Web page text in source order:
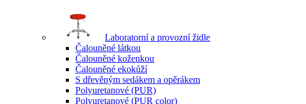
Laboratorní a provozní židle
Čalouněné látkou
Čalouněné koženkou
Čalouněné ekokůží
S dřevěným sedákem a opěrákem
Polyuretanové (PUR)
Polyuretanové (PUR color)